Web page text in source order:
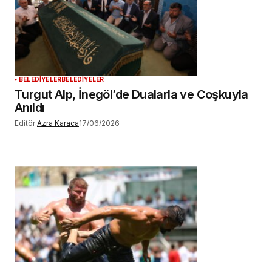
BELEDİYELERBELEDİYELER
Turgut Alp, İnegöl’de Dualarla ve Coşkuyla
Anıldı
Editör Azra Karaca17/06/2026